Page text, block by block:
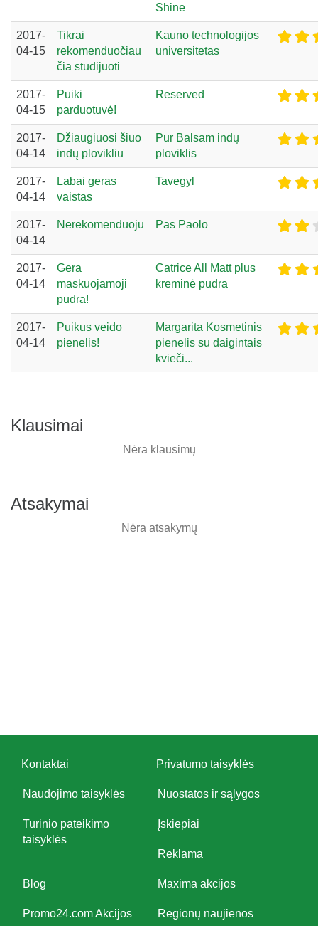
Shine
2017-
04-15
Tikrai
rekomenduočiau
čia studijuoti
Kauno technologijos
universitetas
2017-
04-15
Puiki
parduotuvė!
Reserved
2017-
04-14
Džiaugiuosi šiuo
indų plovikliu
Pur Balsam indų
ploviklis
2017-
04-14
Labai geras
vaistas
Tavegyl
2017-
04-14
Nerekomenduoju Pas Paolo
2017-
04-14
Gera
maskuojamoji
pudra!
Catrice All Matt plus
kreminė pudra
2017-
04-14
Puikus veido
pienelis!
Margarita Kosmetinis
pienelis su daigintais
kvieči...
Klausimai
Nėra klausimų
Atsakymai
Nėra atsakymų
Kontaktai Privatumo taisyklės
Naudojimo taisyklės Nuostatos ir sąlygos
Turinio pateikimo
taisyklės
Įskiepiai
Reklama
Blog Maxima akcijos
Promo24.com Akcijos Regionų naujienos